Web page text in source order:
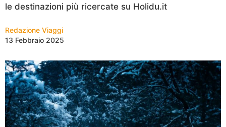
le destinazioni più ricercate su Holidu.it
Redazione Viaggi
13 Febbraio 2025